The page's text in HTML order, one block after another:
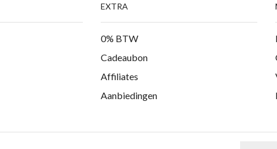
EXTRA
0% BTW
Cadeaubon
Affiliates
Aanbiedingen